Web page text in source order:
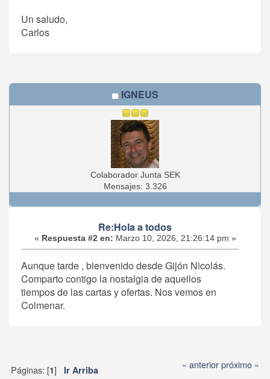
Un saludo,
Carlos
IGNEUS
Colaborador Junta SEK
Mensajes: 3.326
Re:Hola a todos
« Respuesta #2 en: Marzo 10, 2026, 21:26:14 pm »
Aunque tarde , bienvenido desde Gijón Nicolás.
Comparto contigo la nostalgia de aquellos
tiempos de las cartas y ofertas. Nos vemos en
Colmenar.
Páginas: [1] Ir Arriba « anteriorpróximo »